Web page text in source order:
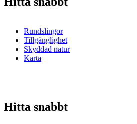
Rundslingor
Tillgänglighet
Skyddad natur
Karta
Hitta snabbt